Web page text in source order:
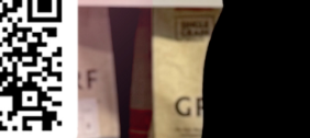
( Rəylər)
Çəki Qiymət
Almaq